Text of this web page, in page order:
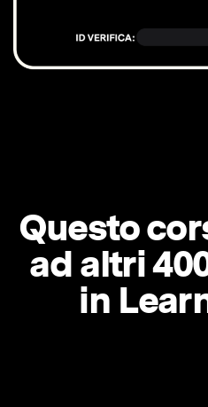
Questo
ad altri
in